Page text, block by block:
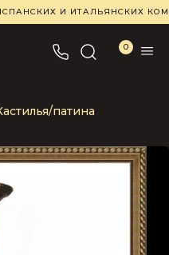
И ИТАЛЬЯНСКИХ
0
патина